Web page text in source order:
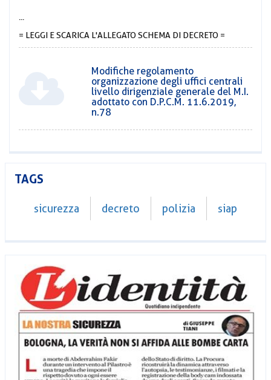
= LEGGI E SCARICA L'ALLEGATO SCHEMA DI DECRETO =
Modifiche regolamento
organizzazione degli uffici centrali
livello dirigenziale generale del M.I.
adottato con D.P.C.M. 11.6.2019,
n.78
TAGS
sicurezza decreto polizia siap